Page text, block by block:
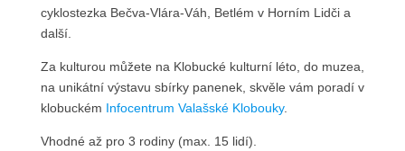
cyklostezka Bečva-Vlára-Váh, Betlém v Horním Lidči a
další.
Za kulturou můžete na Klobucké kulturní léto, do muzea,
na unikátní výstavu sbírky panenek, skvěle vám poradí v
klobuckém Infocentrum Valašské Klobouky.
Vhodné až pro 3 rodiny (max. 15 lidí).